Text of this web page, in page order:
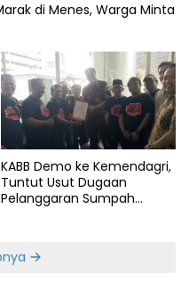
di Menes, Warga Minta
KABB Demo ke Kemendagri,
Tuntut Usut Dugaan
Pelanggaran Sumpah